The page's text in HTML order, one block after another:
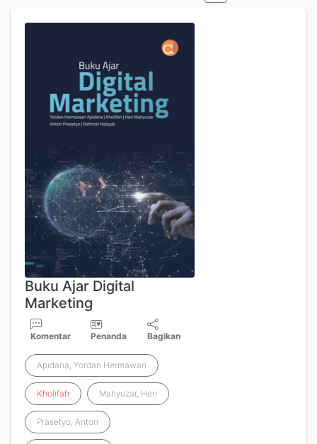
Buku Ajar Digital
Marketing
Komentar Penanda Bagikan
Apidana, Yordan Hermawan
Kholifah Mahyuzar, Heri
Prasetyo, Anton